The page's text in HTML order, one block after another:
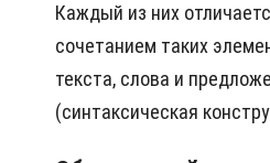
Каждый из них
сочетанием таких
текста, слова и
(синтаксическая